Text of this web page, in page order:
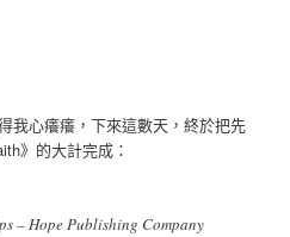
我心癢癢，下來這數天，終於把先
》的大計完成：
– Hope Publishing Company